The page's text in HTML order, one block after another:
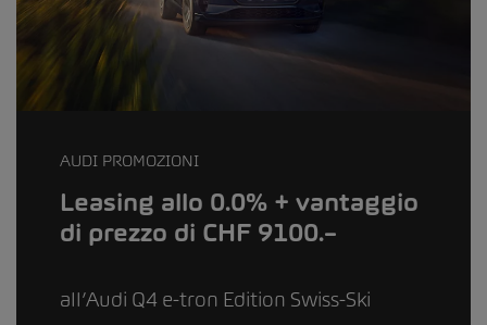
AUDI PROMOZIONI
Leasing allo 0.0% + vantaggio
di prezzo di CHF 9100.–
all’Audi Q4 e-tron Edition Swiss-Ski